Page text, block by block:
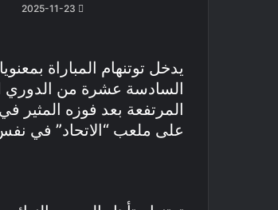
2025-11-23
السادسة عشرة من الدوري
على ملعب “الاتحاد” في